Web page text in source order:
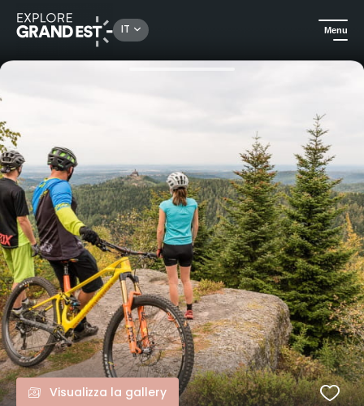
IT Menu
Idee soggiorno Fuga natura e benessere all'Hotel Notre Dame de Bonne Fontaine
Visualizza la gallery